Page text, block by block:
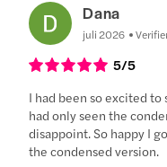
Dana
juli 2026
5/5
I had been so excited
had only seen the
disappoint. So happy I
the condensed version.